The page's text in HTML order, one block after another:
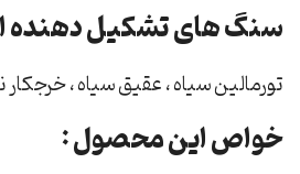
سنگ های تشکیل دهنده
تورمالین سیاه ، عقیق سیاه ، خرجکار
خواص این محصول :